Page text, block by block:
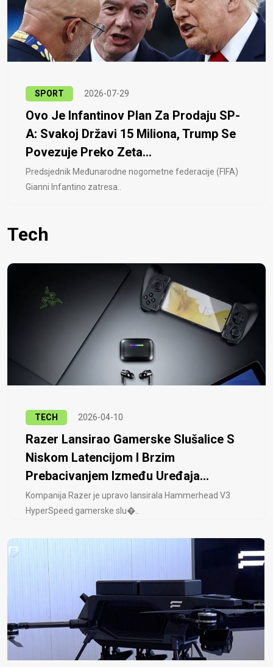
SPORT 2026-07-29
Ovo Je Infantinov Plan Za Prodaju SP-
A: Svakoj Državi 15 Miliona, Trump Se
Povezuje Preko Zeta...
Predsjednik Međunarodne nogometne federacije (FIFA)
Gianni Infantino zatresa..
Tech
TECH 2026-04-10
Razer Lansirao Gamerske Slušalice S
Niskom Latencijom I Brzim
Prebacivanjem Između Uređaja...
Kompanija Razer je upravo lansirala Hammerhead V3
HyperSpeed ​​gamerske slu�..